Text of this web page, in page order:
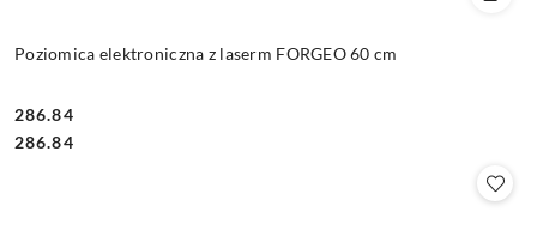
Poziomica elektroniczna z laserm FORGEO 60 cm
Cena:
286.84
Cena:
286.84